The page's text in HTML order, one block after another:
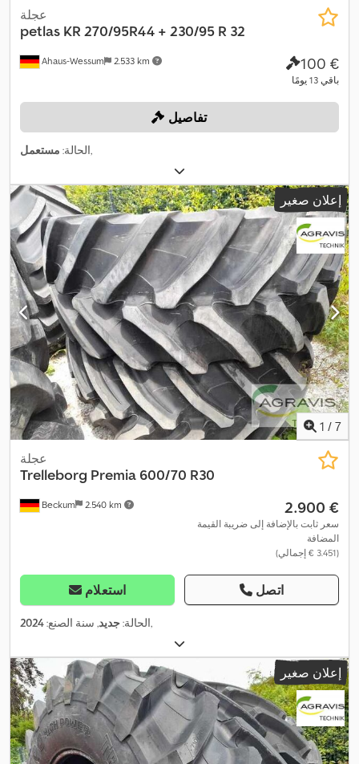
Ahaus-Wessum 2.533 km
عجلة
petlas KR 270/95R44 + 230/95 R 32
‏100 €
باقي 13 يومًا
تفاصيل
الحالة: مستعمل ,
إعلان صغير
1 / 7
Beckum 2.540 km
عجلة
Trelleborg Premia 600/70 R30
‏2.900 €
سعر ثابت بالإضافة إلى ضريبة القيمة
المضافة
(‏3.451 € إجمالي)
استعلام اتصل
الحالة:جديد, سنة الصنع:2024 ,
إعلان صغير